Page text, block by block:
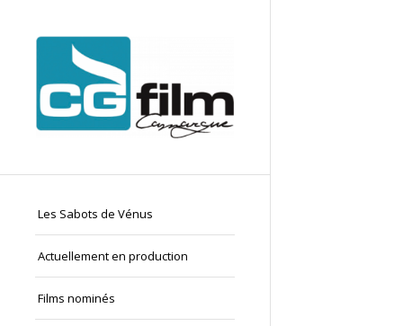
Les Sabots de Vénus
Actuellement en production
Films nominés